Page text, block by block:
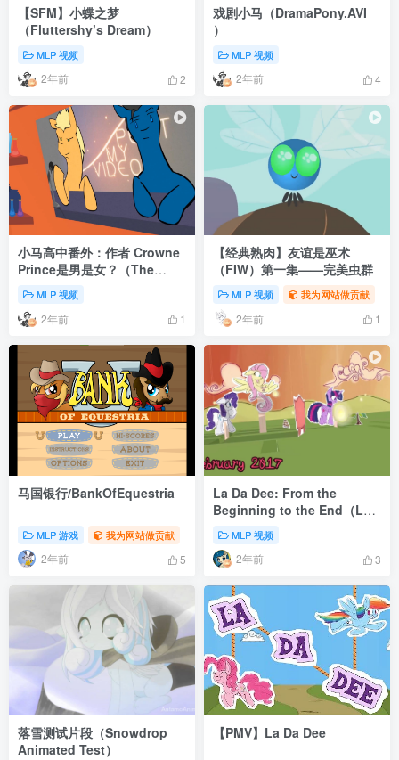
【SFM】小蝶之梦
（Fluttershy’s Dream）
MLP 视频
2年前 2
戏剧小马（DramaPony.AVI
）
MLP 视频
2年前 4
小马高中番外：作者 Crowne
Prince是男是女？（The
Prince）
MLP 视频
2年前 1
【经典熟肉】友谊是巫术
（FIW）第一集——完美虫群
MLP 视频 我为网站做贡献
2年前 1
马国银行/BankOfEquestria
MLP 游戏 我为网站做贡献
2年前 5
La Da Dee: From the
Beginning to the End（La
Da Dee 历史版本迭代）
MLP 视频
2年前 3
落雪测试片段（Snowdrop
Animated Test）
【PMV】La Da Dee